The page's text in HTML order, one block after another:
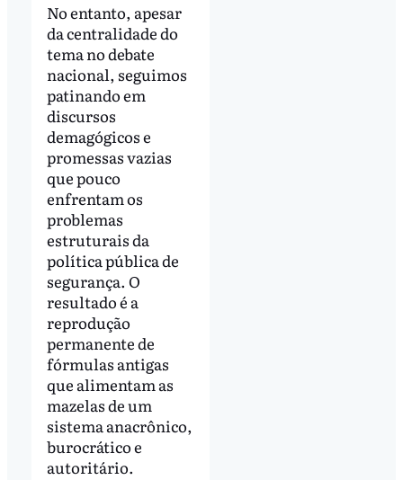
No entanto, apesar
da centralidade do
tema no debate
nacional, seguimos
patinando em
discursos
demagógicos e
promessas vazias
que pouco
enfrentam os
problemas
estruturais da
política pública de
segurança. O
resultado é a
reprodução
permanente de
fórmulas antigas
que alimentam as
mazelas de um
sistema anacrônico,
burocrático e
autoritário.